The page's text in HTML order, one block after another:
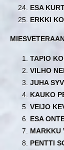
ESA
TAPIO
VILHO
JUHA
VEIJO
ESA